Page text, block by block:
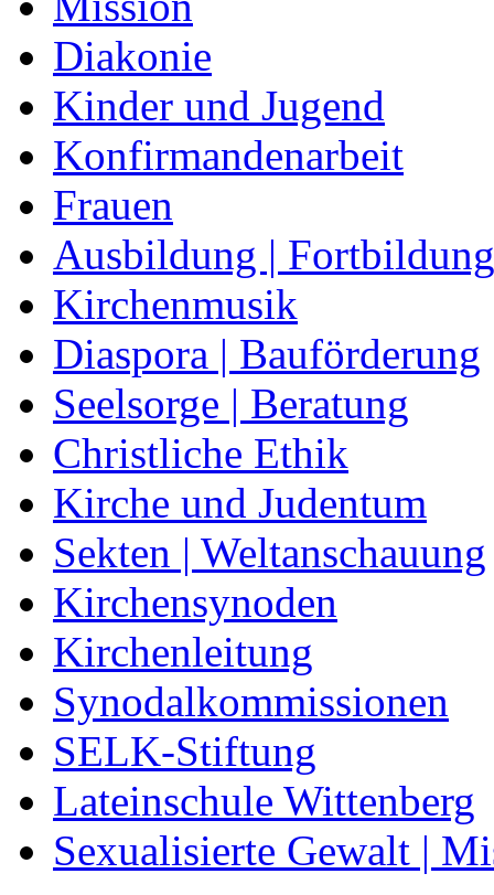
Diakonie
Kinder und Jugend
Konfirmandenarbeit
Frauen
Ausbildung | Fortbildung
Kirchenmusik
Diaspora | Bauförderung
Seelsorge | Beratung
Christliche Ethik
Kirche und Judentum
Sekten | Weltanschauung
Kirchensynoden
Kirchenleitung
Synodalkommissionen
SELK-Stiftung
Lateinschule Wittenberg
Sexualisierte Gewalt |